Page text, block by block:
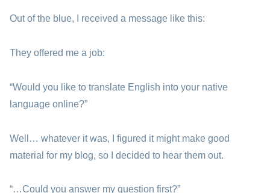
Out of the blue, I received a message like this:
They offered me a job:
“Would you like to translate English into your native
language online?”
Well… whatever it was, I figured it might make good
material for my blog, so I decided to hear them out.
“…Could you answer my question first?”